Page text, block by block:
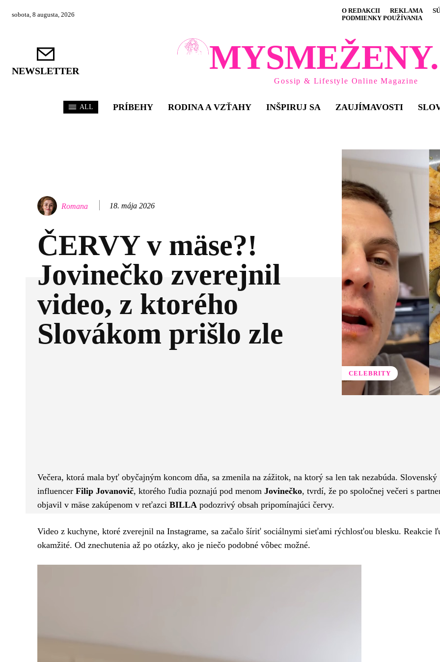
sobota, 8 augusta, 2026 O REDAKCII REKLAMA
PODMIENKY POUŽÍVANIA
NEWSLETTER
Gossip & Lifestyle Online Magazine
ALL PRÍBEHY RODINA A VZŤAHY INŠPIRUJ SA ZAUJÍMAVOSTI
Romana 18. mája 2026
ČERVY v mäse?!
Jovinečko zverejnil
video, z ktorého
Slovákom prišlo zle
CELEBRITY
Večera, ktorá mala byť obyčajným koncom dňa, sa zmenila na zážitok, na ktorý sa len tak nezabúda. Slovenský
influencer Filip Jovanovič, ktorého ľudia poznajú pod menom Jovinečko, tvrdí, že po spoločnej večeri s
objavil v mäse zakúpenom v reťazci BILLA podozrivý obsah pripomínajúci červy.
Video z kuchyne, ktoré zverejnil na Instagrame, sa začalo šíriť sociálnymi sieťami rýchlosťou blesku. Reakcie
okamžité. Od znechutenia až po otázky, ako je niečo podobné vôbec možné.